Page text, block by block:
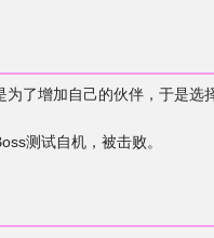
了增加自己的伙伴，于是选
测试自机，被击败。